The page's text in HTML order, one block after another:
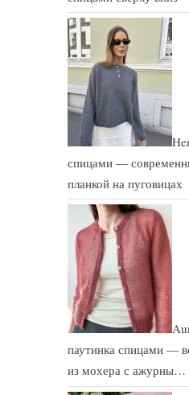
спицами —
планкой на пуговицах
паутинка спицами —
из мохера с ажурны…